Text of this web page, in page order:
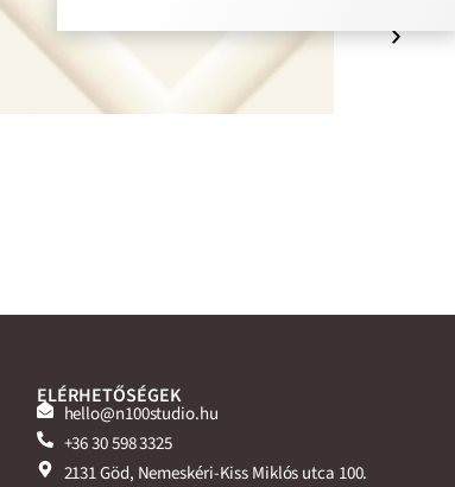
ELÉRHETŐSÉGEK
hello@n100studio.hu
+36 30 598 3325
2131 Göd, Nemeskéri-Kiss Miklós utca 100.